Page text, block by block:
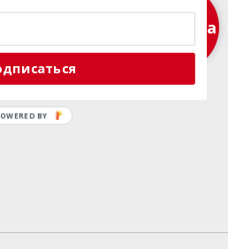
Подписка
POWERED